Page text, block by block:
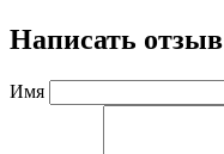
Написать отзыв
Имя